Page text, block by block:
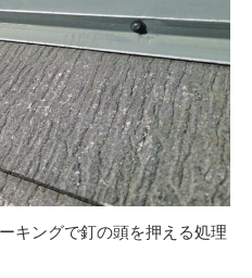
キングで釘の頭を押える処理